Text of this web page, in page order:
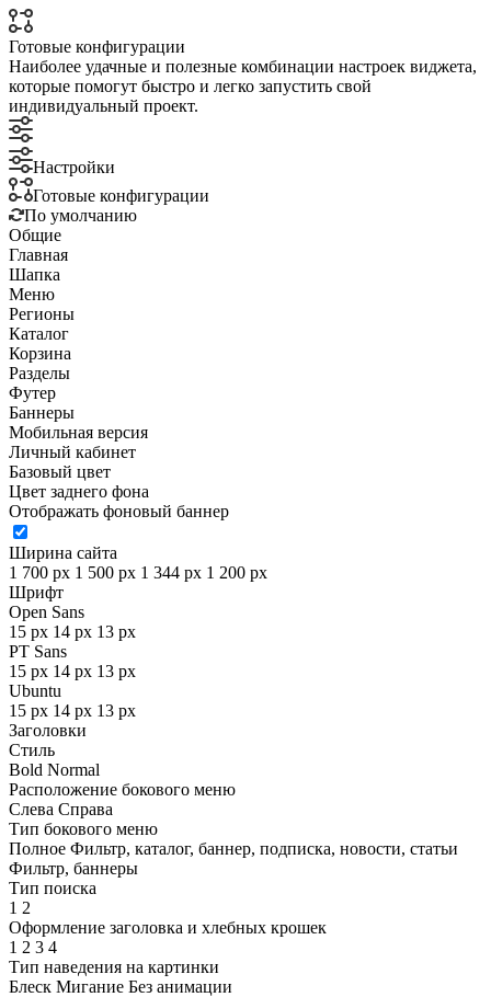
Готовые конфигурации
Наиболее удачные и полезные комбинации настроек виджета,
которые помогут быстро и легко запустить свой
индивидуальный проект.
Настройки
Готовые конфигурации
По умолчанию
Общие
Главная
Шапка
Меню
Регионы
Каталог
Корзина
Разделы
Футер
Баннеры
Мобильная версия
Личный кабинет
Базовый цвет
Цвет заднего фона
Отображать фоновый баннер
Ширина сайта
1 700 px 1 500 px 1 344 px 1 200 px
Шрифт
Open Sans
15 px 14 px 13 px
PT Sans
15 px 14 px 13 px
Ubuntu
15 px 14 px 13 px
Заголовки
Стиль
Bold Normal
Расположение бокового меню
Слева Справа
Тип бокового меню
Полное Фильтр, каталог, баннер, подписка, новости, статьи
Фильтр, баннеры
Тип поиска
1 2
Оформление заголовка и хлебных крошек
1 2 3 4
Тип наведения на картинки
Блеск Мигание Без анимации